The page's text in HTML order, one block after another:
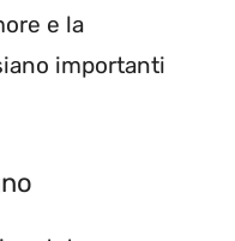
e la
importanti